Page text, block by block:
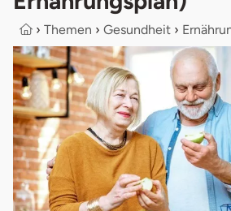
› Themen › Gesundheit › Ernährung